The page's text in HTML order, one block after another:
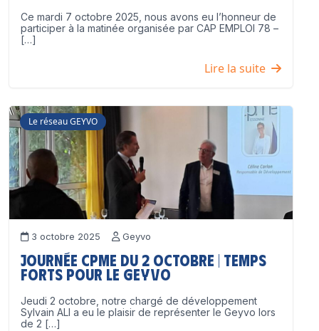
Ce mardi 7 octobre 2025, nous avons eu l’honneur de
participer à la matinée organisée par CAP EMPLOI 78 –
[…]
Lire la suite
Le réseau GEYVO
3 octobre 2025 Geyvo
Journée CPME du 2 octobre | Temps
forts pour le GEYVO
Jeudi 2 octobre, notre chargé de développement
Sylvain ALI a eu le plaisir de représenter le Geyvo lors
de 2 […]